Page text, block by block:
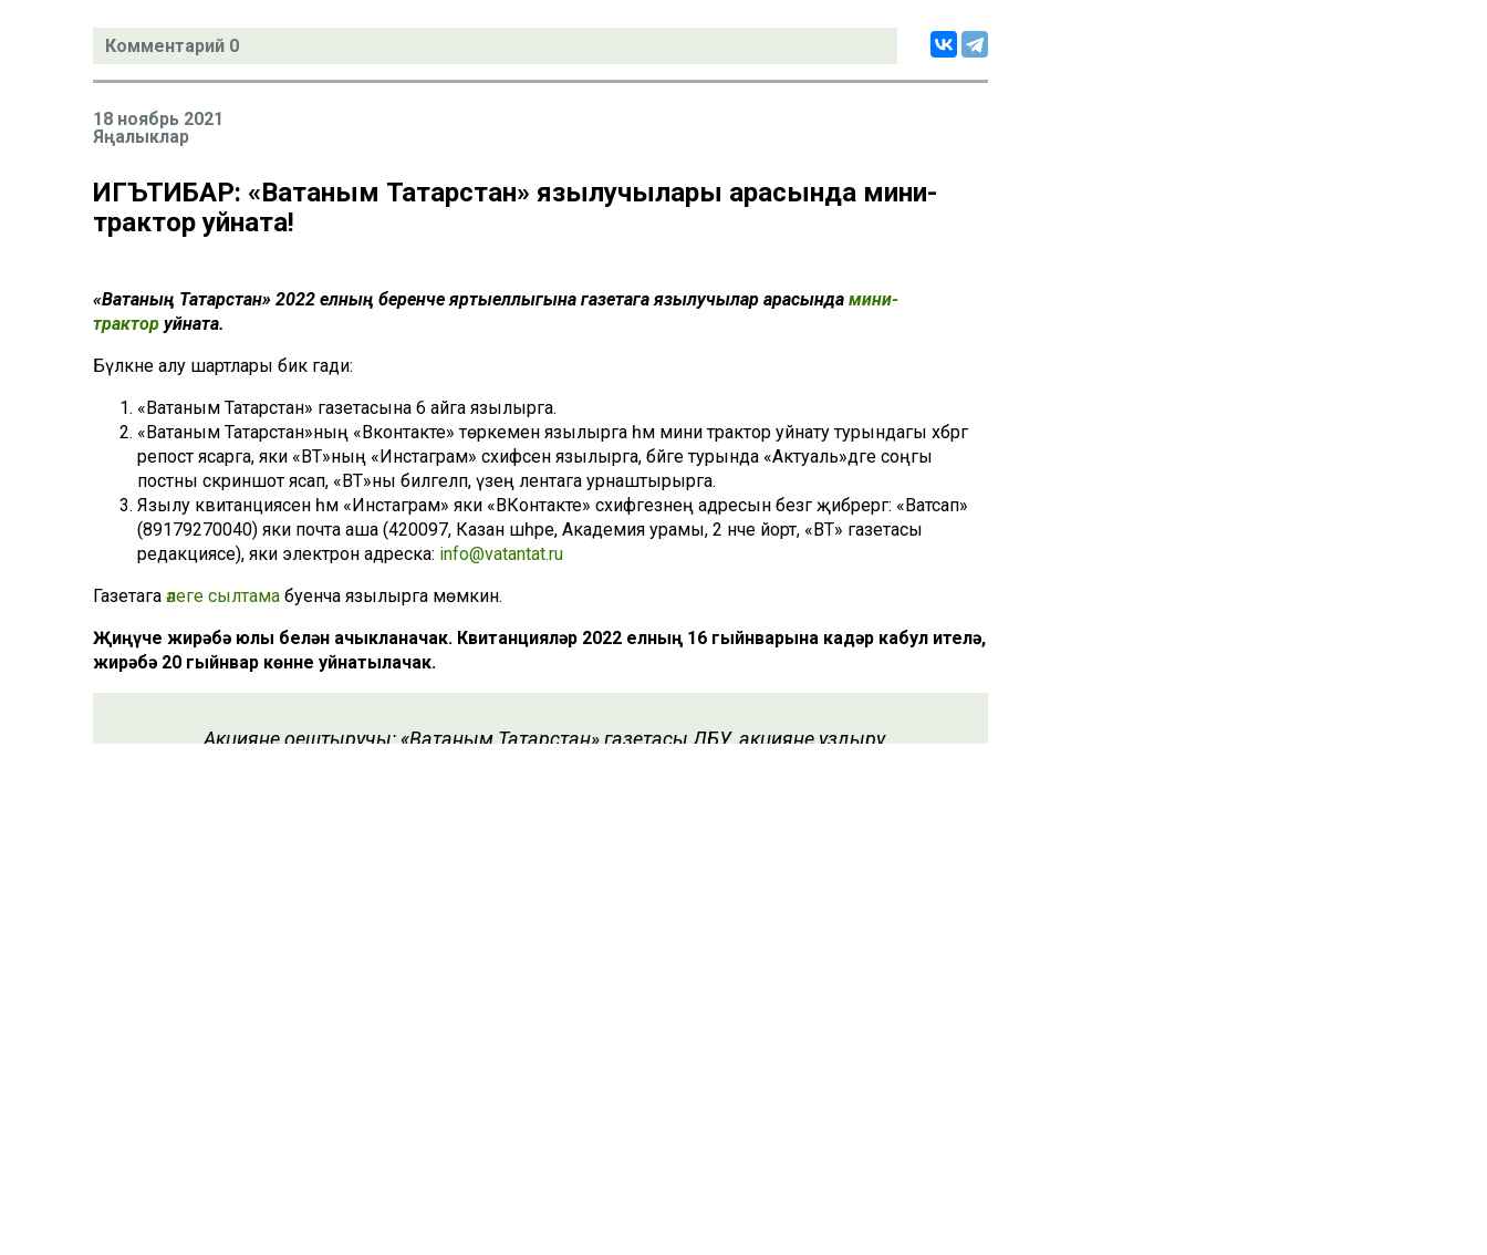
Комментарий 0
18 ноябрь 2021
Яңалыклар
ИГЪТИБАР: «Ватаным Татарстан» язылучылары арасында мини-
трактор уйната!
«Ватаның Татарстан» 2022 елның беренче яртыеллыгына газетага язылучылар арасында мини-
трактор уйната.
Бүләкне алу шартлары бик гади:
«Ватаным Татарстан» газетасына 6 айга язылырга.
«Ватаным Татарстан»ның «Вконтакте» төркеменә язылырга һәм мини трактор уйнату турындагы хәбәргә
репост ясарга, яки «ВТ»ның «Инстаграм» сәхифәсенә язылырга, бәйге турында «Актуаль»дәге соңгы
постны скриншот ясап, «ВТ»ны билгеләп, үзеңә лентага урнаштырырга.
Язылу квитанциясен һәм «Инстаграм» яки «ВКонтакте» сәхифәгезнең адресын безгә җибәрергә: «Ватсап»
(89179270040) яки почта аша (420097, Казан шәһәре, Академия урамы, 2 нче йорт, «ВТ» газетасы
редакциясе), яки электрон адреска: info@vatantat.ru
Газетага әлеге сылтама буенча язылырга мөмкин.
Җиңүче жирәбә юлы белән ачыкланачак. Квитанцияләр 2022 елның 16 гыйнварына кадәр кабул ителә,
жирәбә 20 гыйнвар көнне уйнатылачак.
Акцияне оештыручы: «Ватаным Татарстан» газетасы ДБУ, акцияне уздыру